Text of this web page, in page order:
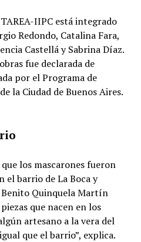
IIPC está integrado
Redondo, Catalina Fara,
Castellá y Sabrina Díaz.
fue declarada de
por el Programa de
la Ciudad de Buenos Aires.
los mascarones fueron
el barrio de La Boca y
Quinquela Martín
que nacen en los
artesano a la vera del
que el barrio”, explica.